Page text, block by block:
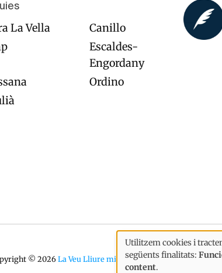
La Vella
Canillo
Escaldes-
Engordany
Ordino
© 2026La Veu Lliure millor diari de notícies
Ús
Utilitzem cookies i
següents finalitats:
content.